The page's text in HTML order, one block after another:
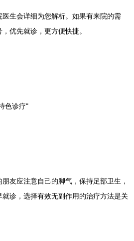
生会详细为您解析。如果有来院的需
优先就诊，更方便快捷。
色诊疗"
应注意自己的脚气，保持足部卫生，
诊，选择有效无副作用的治疗方法是关